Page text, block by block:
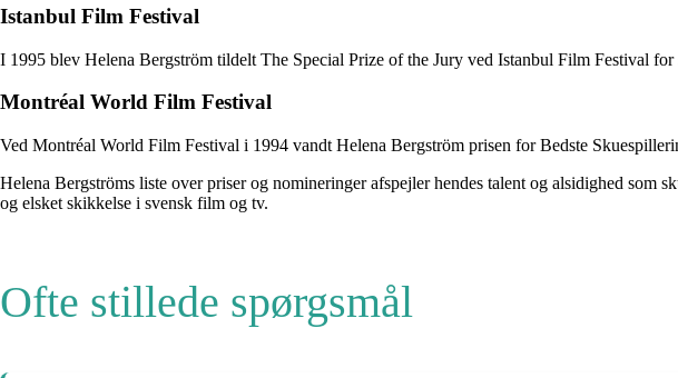
Istanbul Film Festival
I 1995 blev Helena Bergström tildelt The Special Prize of the Jury ved Istanbul Film Festival
Montréal World Film Festival
Ved Montréal World Film Festival i 1994 vandt Helena Bergström prisen for Bedste
Helena Bergströms liste over priser og nomineringer afspejler hendes talent og alsidighed
og elsket skikkelse i svensk film og tv.
Ofte stillede spørgsmål